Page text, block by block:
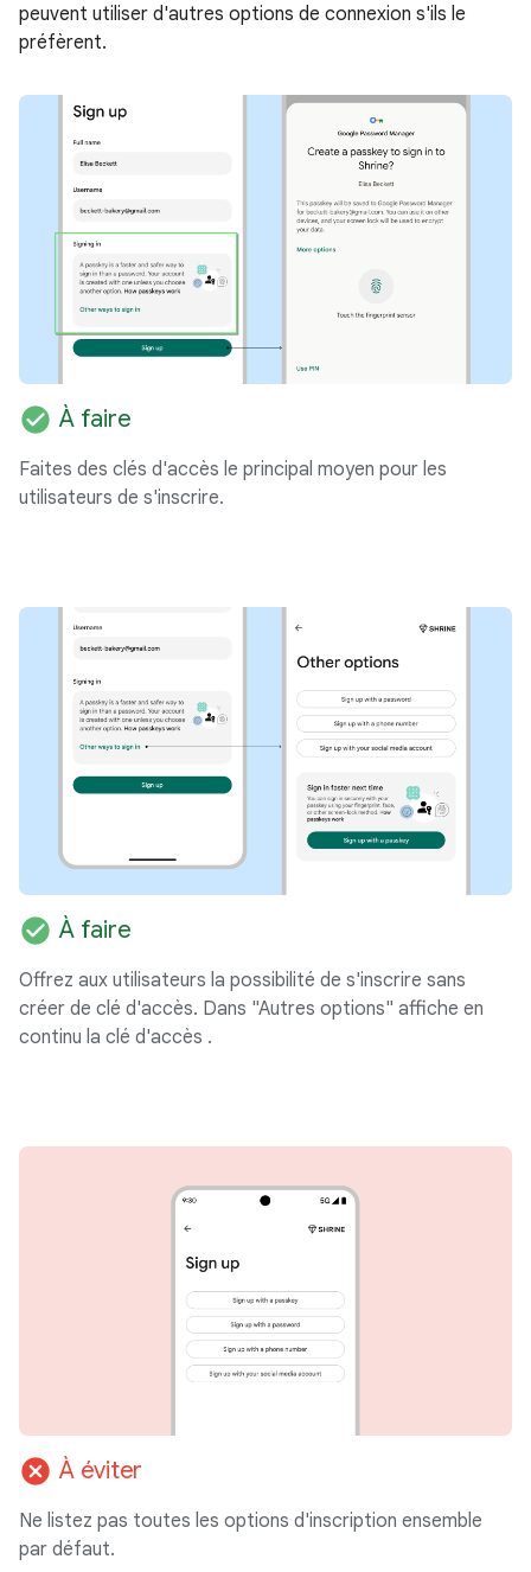
peuvent utiliser d'autres options de connexion s'ils le
préfèrent.
check_circle À faire
Faites des clés d'accès le principal moyen pour les
utilisateurs de s'inscrire.
check_circle À faire
Offrez aux utilisateurs la possibilité de s'inscrire sans
créer de clé d'accès. Dans "Autres options" affiche en
continu la clé d'accès .
cancel À éviter
Ne listez pas toutes les options d'inscription ensemble
par défaut.